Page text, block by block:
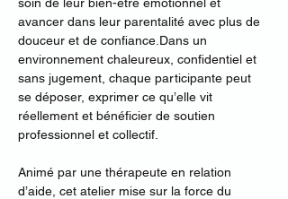
avancer dans leur parentalité avec plus de
douceur et de confiance.Dans un
environnement chaleureux, confidentiel et
sans jugement, chaque participante peut
se déposer, exprimer ce qu’elle vit
réellement et bénéficier de soutien
professionnel et collectif.
Animé par une thérapeute en relation
d’aide, cet atelier mise sur la force du